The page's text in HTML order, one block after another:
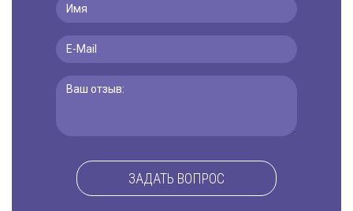
ЗАДАТЬ ВОПРОС